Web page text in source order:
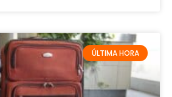
ÚLTIMA HORA